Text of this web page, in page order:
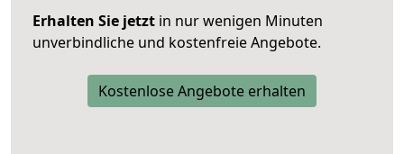
Erhalten Sie jetzt in nur wenigen Minuten
unverbindliche und kostenfreie Angebote.
Kostenlose Angebote erhalten